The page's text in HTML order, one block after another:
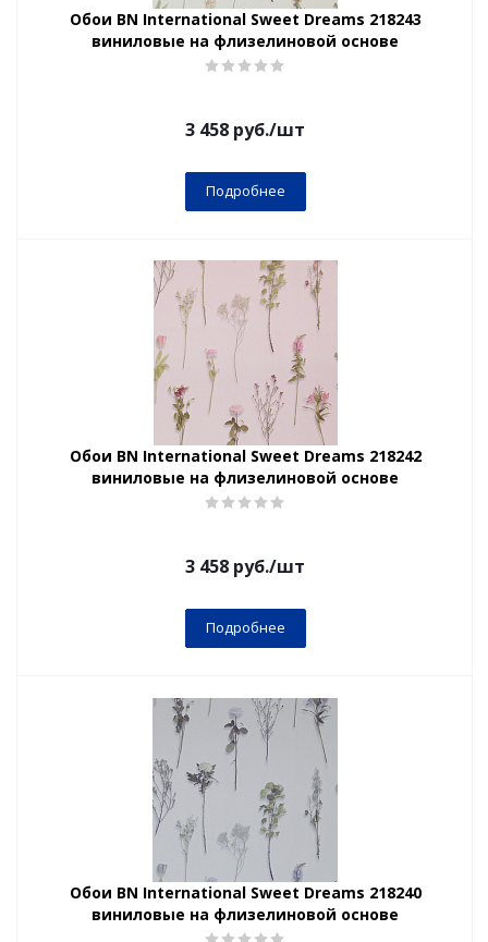
Обои BN International Sweet Dreams 218243
виниловые на флизелиновой основе
3 458 руб./шт
Подробнее
Обои BN International Sweet Dreams 218242
виниловые на флизелиновой основе
3 458 руб./шт
Подробнее
Обои BN International Sweet Dreams 218240
виниловые на флизелиновой основе